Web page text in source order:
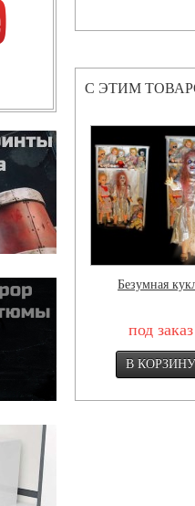
С ЭТИМ
Безумная
под заказ